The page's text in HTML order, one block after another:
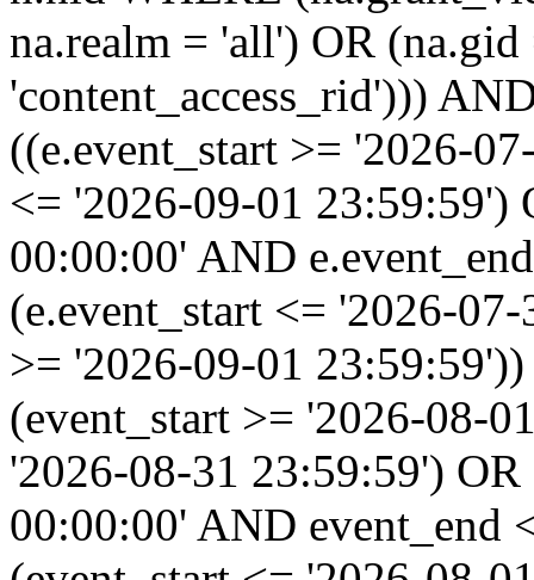
na.realm = 'all') OR
'content_access_rid')))
((e.event_start >= '2026-
<= '2026-09-01 23:59:59')
00:00:00' AND
(e.event_start <= '2026-
>= '2026-09-01
(event_start >= '2026-08-
'2026-08-31 23:59:59')
00:00:00' AND event_end